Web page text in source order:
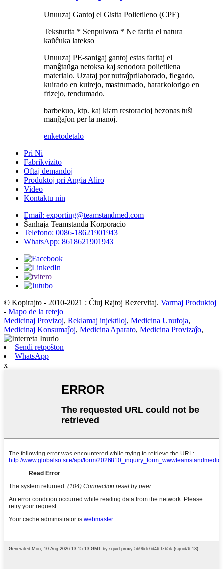
Unuuzaj Gantoj el Gisita Polietileno (CPE)
Teksturita * Senpulvora * Ne farita el natura
kaŭĉuka latekso
Unuuzaj PE-sanigaj gantoj estas faritaj el
manĝtaŭga netoksa kaj senodora polietilena
materialo. Uzataj por nutraĵprilaborado, flegado,
kuirado en kuirejo, mastrumado, hararkolorigo en
frizejo, tendumado.
barbekuo, ktp. kaj kiam restoracioj bezonas tuŝi
manĝaĵon per la manoj.
enketodetalo
Pri Ni
Fabrikvizito
Oftaj demandoj
Produktoj pri Angia Aliro
Video
Kontaktu nin
Email: exporting@teamstandmed.com
Ŝanhaja Teamstanda Korporacio
Telefono: 0086-18621901943
WhatsApp: 8618621901943
© Kopirajto - 2010-2021 : Ĉiuj Rajtoj Rezervitaj. Varmaj Produktoj
- Mapo de la retejo
Medicinaj Provizoj, Reklamaj injektiloj, Medicina Unufoja,
Medicinaj Konsumaĵoj, Medicina Aparato, Medicina Provizaĵo,
Sendi retpoŝton
WhatsApp
x